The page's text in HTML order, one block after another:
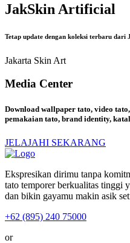
JakSkin Artificial
Tetap update dengan koleksi terbaru dari
Jakarta Skin Art
Media Center
Download wallpaper tato, video
pemakaian tato, brand identity,
JELAJAHI SEKARANG
Ekspresikan dirimu tanpa
tato temporer berkualitas tinggi
dan bikin gayamu makin asik
+62 (895) 240 75000
or